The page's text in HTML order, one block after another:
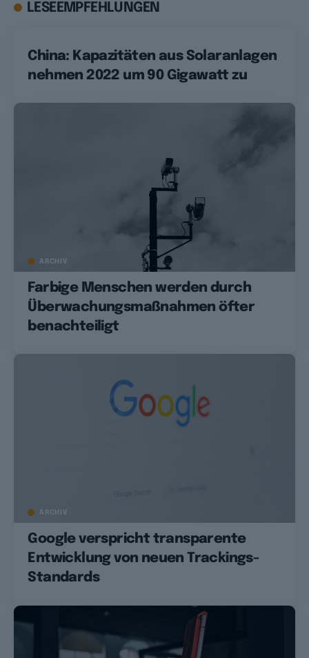
LESEEMPFEHLUNGEN
China: Kapazitäten aus Solaranlagen
nehmen 2022 um 90 Gigawatt zu
ARCHIV
Farbige Menschen werden durch
Überwachungsmaßnahmen öfter
benachteiligt
ARCHIV
Google verspricht transparente
Entwicklung von neuen Trackings-
Standards